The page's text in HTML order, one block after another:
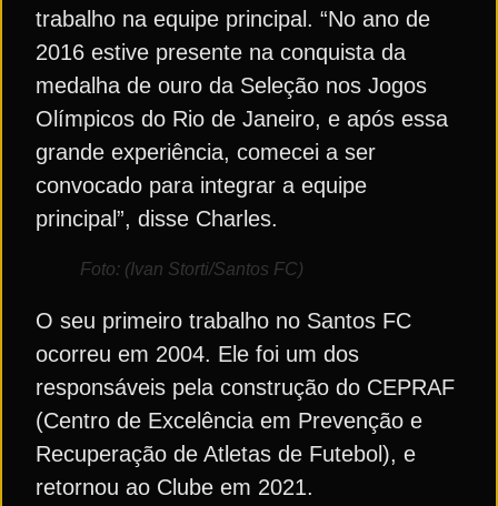
trabalho na equipe principal. “No ano de
2016 estive presente na conquista da
medalha de ouro da Seleção nos Jogos
Olímpicos do Rio de Janeiro, e após essa
grande experiência, comecei a ser
convocado para integrar a equipe
principal”, disse Charles.
Foto: (Ivan Storti/Santos FC)
O seu primeiro trabalho no Santos FC
ocorreu em 2004. Ele foi um dos
responsáveis pela construção do CEPRAF
(Centro de Excelência em Prevenção e
Recuperação de Atletas de Futebol), e
retornou ao Clube em 2021.